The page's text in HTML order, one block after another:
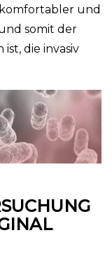
und
somit der
die invasiv